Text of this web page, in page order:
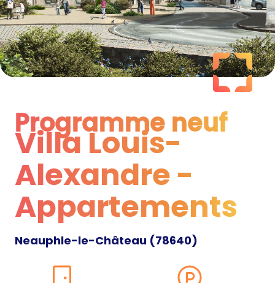
Programme neuf
Programme neuf
Villa Louis-
Alexandre -
Appartements
Neauphle-le-Château (78640)